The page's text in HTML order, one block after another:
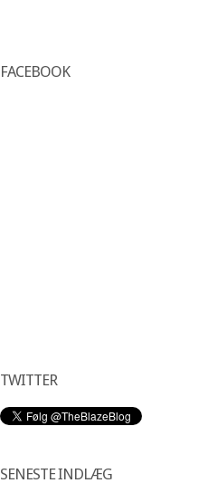
FACEBOOK
TWITTER
SENESTE INDLÆG